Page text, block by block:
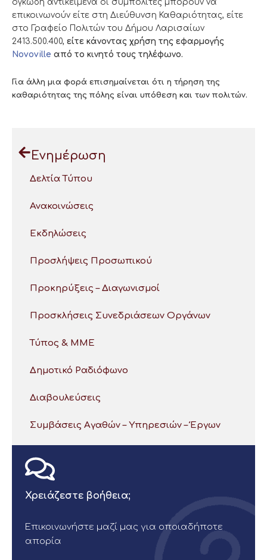
ογκώδη αντικείμενα οι συμπολίτες μπορούν να
επικοινωνούν είτε στη Διεύθυνση Καθαριότητας, είτε
στο Γραφείο Πολιτών του Δήμου Λαρισαίων
2413.500.400, είτε κάνοντας χρήση της εφαρμογής
Novoville από το κινητό τους τηλέφωνο.
Για άλλη μια φορά επισημαίνεται ότι η τήρηση της
καθαριότητας της πόλης είναι υπόθεση και των πολιτών.
Ενημέρωση
Δελτία Τύπου
Ανακοινώσεις
Εκδηλώσεις
Προσλήψεις Προσωπικού
Προκηρύξεις – Διαγωνισμοί
Προσκλήσεις Συνεδριάσεων Οργάνων
Τύπος & ΜΜΕ
Δημοτικό Ραδιόφωνο
Διαβουλεύσεις
Συμβάσεις Αγαθών – Υπηρεσιών – Έργων
Χρειάζεστε βοήθεια;
Επικοινωνήστε μαζί μας για οποιαδήποτε
απορία